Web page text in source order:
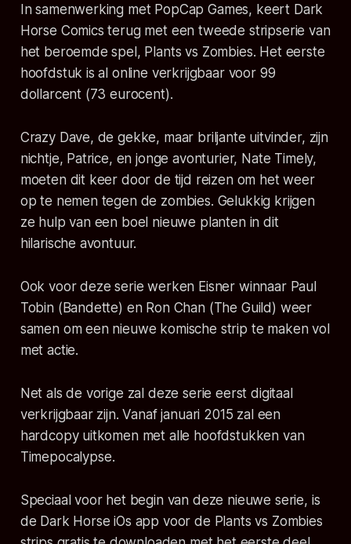
In samenwerking met PopCap Games, keert Dark
Horse Comics terug met een tweede stripserie van
het beroemde spel, Plants vs Zombies. Het eerste
hoofdstuk is al online verkrijgbaar voor 99
dollarcent (73 eurocent).
Crazy Dave, de gekke, maar briljante uitvinder, zijn
nichtje, Patrice, en jonge avonturier, Nate Timely,
moeten dit keer door de tijd reizen om het weer
op te nemen tegen de zombies. Gelukkig krijgen
ze hulp van een boel nieuwe planten in dit
hilarische avontuur.
Ook voor deze serie werken Eisner winnaar Paul
Tobin (Bandette) en Ron Chan (The Guild) weer
samen om een nieuwe komische strip te maken vol
met actie.
Net als de vorige zal deze serie eerst digitaal
verkrijgbaar zijn. Vanaf januari 2015 zal een
hardcopy uitkomen met alle hoofdstukken van
Timepocalypse.
Speciaal voor het begin van deze nieuwe serie, is
de Dark Horse iOs app voor de Plants vs Zombies